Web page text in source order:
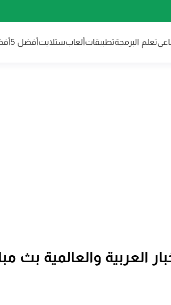
تعلم البرمجةتطبيقاتألعابستلايتأفضل 5